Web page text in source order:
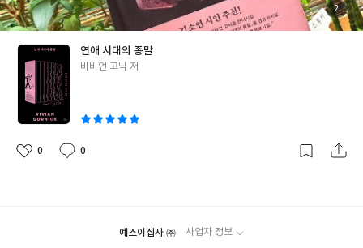
기를 원하는 그 모순된 감정들... 내로남불 보다 더 한 이해받고 싶은
외로운 사람들의 나란히 나란히였다. #솔벨로1 #솔벨로 #현대문학
이스의 다이애나>에서 비비언 고닉은 다이애나를 이렇게 표현했다.
이 책에 인용된 많은 작품들을 찾아봤는데 초반에 인용된 작품들은
거의 번역된 것들이 없었다.그래서 그녀가 인용한 작품이 어떤 것인
지 알지 못한 상태에서 인물을 파악해야 했기에 그것이 가장 아쉬웠
다. 그럼에도 그녀가 말하는 바는 지금 시대가 가지고 있고, 나아가
고 있는 방향과 같다.그러니 비비언 고닉은 얼마나 시대를 앞서갔던
가!! '사랑'이라는 환상은 결국 고독과 자립 위에서 완성되는 것이
없다.결혼을 무덤이라 평하는 것도 법적으로 맺어진 관계에서 서로
그 당시에 상당한 논란을 불러왔을 거 같다.아마 그때 이 글을 읽었
첨
부
된
사
2
연애 시대의 종말
글
비비언 고닉 저
좋
0
댓
0
작
예스이십사 ㈜ 사업자 정보